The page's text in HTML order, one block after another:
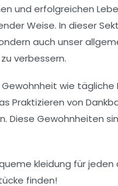
und erfolgreichen
Weise. In dieser
auch unser
verbessern.
wie tägliche
Praktizieren von
Diese Gewohnheiten